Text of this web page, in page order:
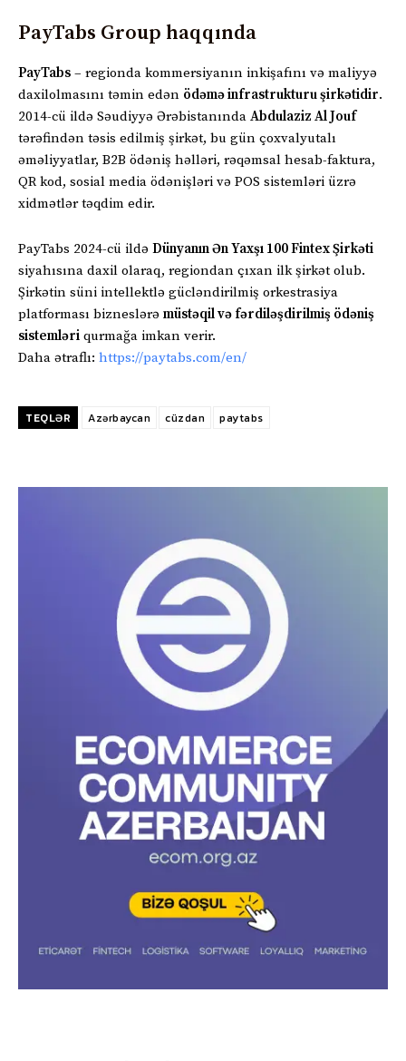
PayTabs Group haqqında
PayTabs – regionda kommersiyanın inkişafını və maliyyə
daxilolmasını təmin edən ödəmə infrastrukturu şirkətidir.
2014-cü ildə Səudiyyə Ərəbistanında Abdulaziz Al Jouf
tərəfindən təsis edilmiş şirkət, bu gün çoxvalyutalı
əməliyyatlar, B2B ödəniş həlləri, rəqəmsal hesab-faktura,
QR kod, sosial media ödənişləri və POS sistemləri üzrə
xidmətlər təqdim edir.
PayTabs 2024-cü ildə Dünyanın Ən Yaxşı 100 Fintex Şirkəti
siyahısına daxil olaraq, regiondan çıxan ilk şirkət olub.
Şirkətin süni intellektlə gücləndirilmiş orkestrasiya
platforması bizneslərə müstəqil və fərdiləşdirilmiş ödəniş
sistemləri qurmağa imkan verir.
Daha ətraflı: https://paytabs.com/en/
TEQLƏR Azərbaycan cüzdan paytabs